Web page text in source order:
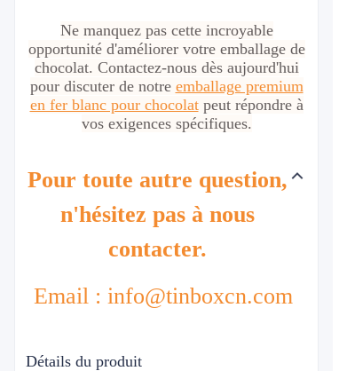
Ne manquez pas cette incroyable
opportunité d'améliorer votre emballage de
chocolat. Contactez-nous dès aujourd'hui
pour discuter de notre emballage premium
en fer blanc pour chocolatpeut répondre à
vos exigences spécifiques.
Pour toute autre question,
n'hésitez pas à nous
contacter.
Email : info@tinboxcn.com
Détails du produit